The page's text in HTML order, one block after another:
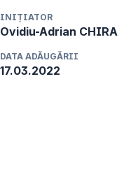
INIȚIATOR
Ovidiu-Adrian CHIRA
DATA ADĂUGĂRII
17.03.2022